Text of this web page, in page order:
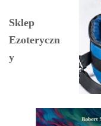
Sklep
Ezoteryczn
y